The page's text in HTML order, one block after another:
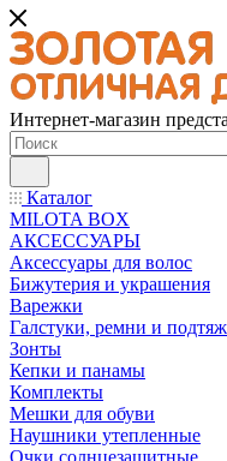
Интернет-магазин
Каталог
MILOTA BOX
АКСЕССУАРЫ
Аксессуары для волос
Бижутерия и украшения
Варежки
Галстуки, ремни и
Зонты
Кепки и панамы
Комплекты
Мешки для обуви
Наушники утепленные
Очки солнцезащитные